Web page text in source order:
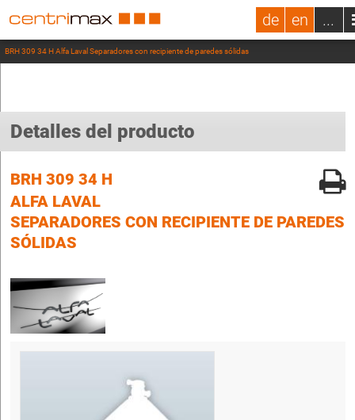
de en ...
BRH 309 34 H Alfa Laval Separadores con recipiente de paredes sólidas
Detalles del producto
BRH 309 34 H
ALFA LAVAL
SEPARADORES CON RECIPIENTE DE PAREDES
SÓLIDAS